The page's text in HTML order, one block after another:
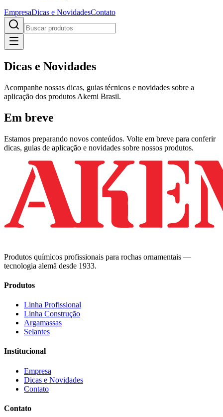
EmpresaDicas e NovidadesContato
Dicas e Novidades
Acompanhe nossas dicas, guias técnicos e novidades sobre a
aplicação dos produtos Akemi Brasil.
Em breve
Estamos preparando novos conteúdos. Volte em breve para conferir
dicas, guias de aplicação e novidades sobre nossos produtos.
Produtos químicos profissionais para rochas ornamentais —
tecnologia alemã desde 1933.
Produtos
Linha Profissional
Linha Construção
Argamassas
Selantes
Institucional
Empresa
Dicas e Novidades
Contato
Contato